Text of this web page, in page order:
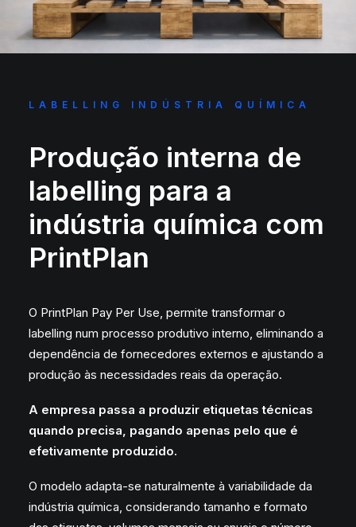
LABELLING INDÚSTRIA QUÍMICA
Produção interna de
labelling para a
indústria química com
PrintPlan
O PrintPlan Pay Per Use, permite transformar o
labelling num processo produtivo interno, eliminando a
dependência de fornecedores externos e ajustando a
produção às necessidades reais da operação.
A empresa passa a produzir etiquetas técnicas
quando precisa, pagando apenas pelo que é
efetivamente produzido.
O modelo adapta-se naturalmente à variabilidade da
indústria química, considerando tamanho e formato